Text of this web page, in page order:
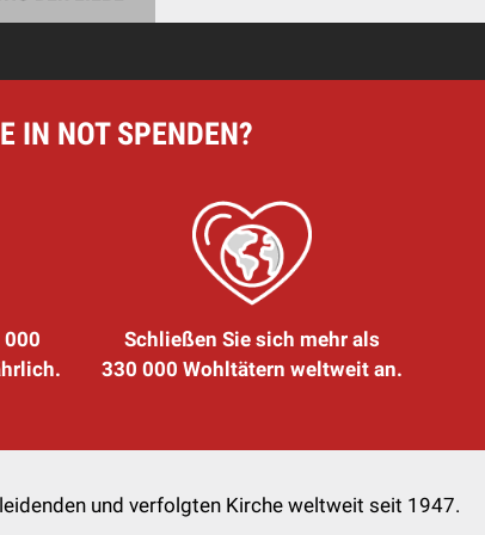
IN NOT SPENDEN?
000
Schließen Sie sich mehr als
330 000 Wohltätern weltweit an.
und verfolgten Kirche weltweit seit 1947.